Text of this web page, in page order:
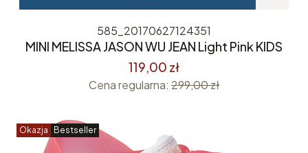
585_20170627124351
MINI MELISSA JASON WU JEAN Light Pink KIDS
119,00 zł
Cena regularna: 299,00 zł
Okazja Bestseller